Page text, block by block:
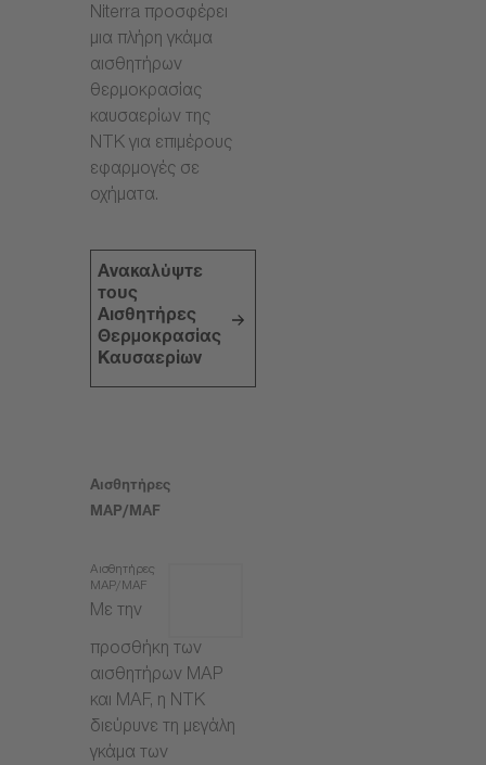
Niterra προσφέρει
μια πλήρη γκάμα
αισθητήρων
θερμοκρασίας
καυσαερίων της
NTK για επιμέρους
εφαρμογές σε
οχήματα.
Ανακαλύψτε
τους
Αισθητήρες
Θερμοκρασίας
Καυσαερίων
Αισθητήρες
MAP/MAF
Αισθητήρες
MAP/MAF
Με την
προσθήκη των
αισθητήρων MAP
και MAF, η NTK
διεύρυνε τη μεγάλη
γκάμα των